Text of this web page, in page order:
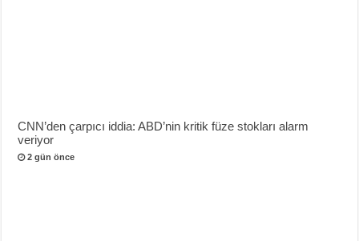
CNN’den çarpıcı iddia: ABD’nin kritik füze stokları alarm
veriyor
2 gün önce